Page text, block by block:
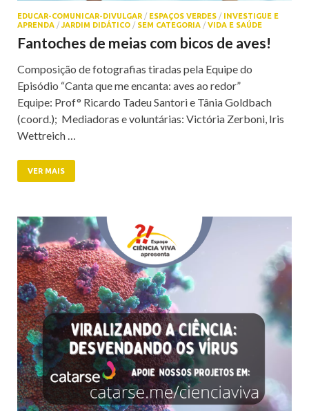
EDUCAR-COMUNICAR-DIVULGAR / ESPAÇOS VERDES /
INVESTIGUE E
APRENDA / JARDIM DIDÁTICO / SEM CATEGORIA / VIDA E SAÚDE
Fantoches de meias com bicos de aves!
Composição de fotografias tiradas pela Equipe do
Episódio “Canta que me encanta: aves ao redor”
Equipe: Prof° Ricardo Tadeu Santori e Tânia Goldbach
(coord.); Mediadoras e voluntárias: Victória Zerboni, Iris
Wettreich …
VER MAIS